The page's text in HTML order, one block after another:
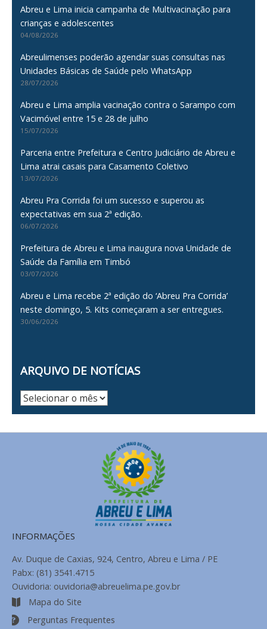
Abreu e Lima inicia campanha de Multivacinação para
crianças e adolescentes
04/08/2026
Abreulimenses poderão agendar suas consultas nas
Unidades Básicas de Saúde pelo WhatsApp
28/07/2026
Abreu e Lima amplia vacinação contra o Sarampo com
Vacimóvel entre 15 e 28 de julho
15/07/2026
Parceria entre Prefeitura e Centro Judiciário de Abreu e
Lima atrai casais para Casamento Coletivo
13/07/2026
Abreu Pra Corrida foi um sucesso e superou as
expectativas em sua 2ª edição.
06/07/2026
Prefeitura de Abreu e Lima inaugura nova Unidade de
Saúde da Família em Timbó
03/07/2026
Abreu e Lima recebe 2ª edição do ‘Abreu Pra Corrida’
neste domingo, 5. Kits começaram a ser entregues.
30/06/2026
ARQUIVO DE NOTÍCIAS
Arquivo
INFORMAÇÕES
Av. Duque de Caxias, 924, Centro, Abreu e Lima / PE
Pabx: (81) 3541.4715
Ouvidoria: ouvidoria@abreuelima.pe.gov.br
Mapa do Site
Perguntas Frequentes